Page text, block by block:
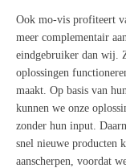
Ook mo-vis profiteert
meer complementair
eindgebruiker dan wij.
oplossingen
maakt. Op basis van hun
kunnen we onze
zonder hun input.
snel nieuwe producten
aanscherpen, voordat